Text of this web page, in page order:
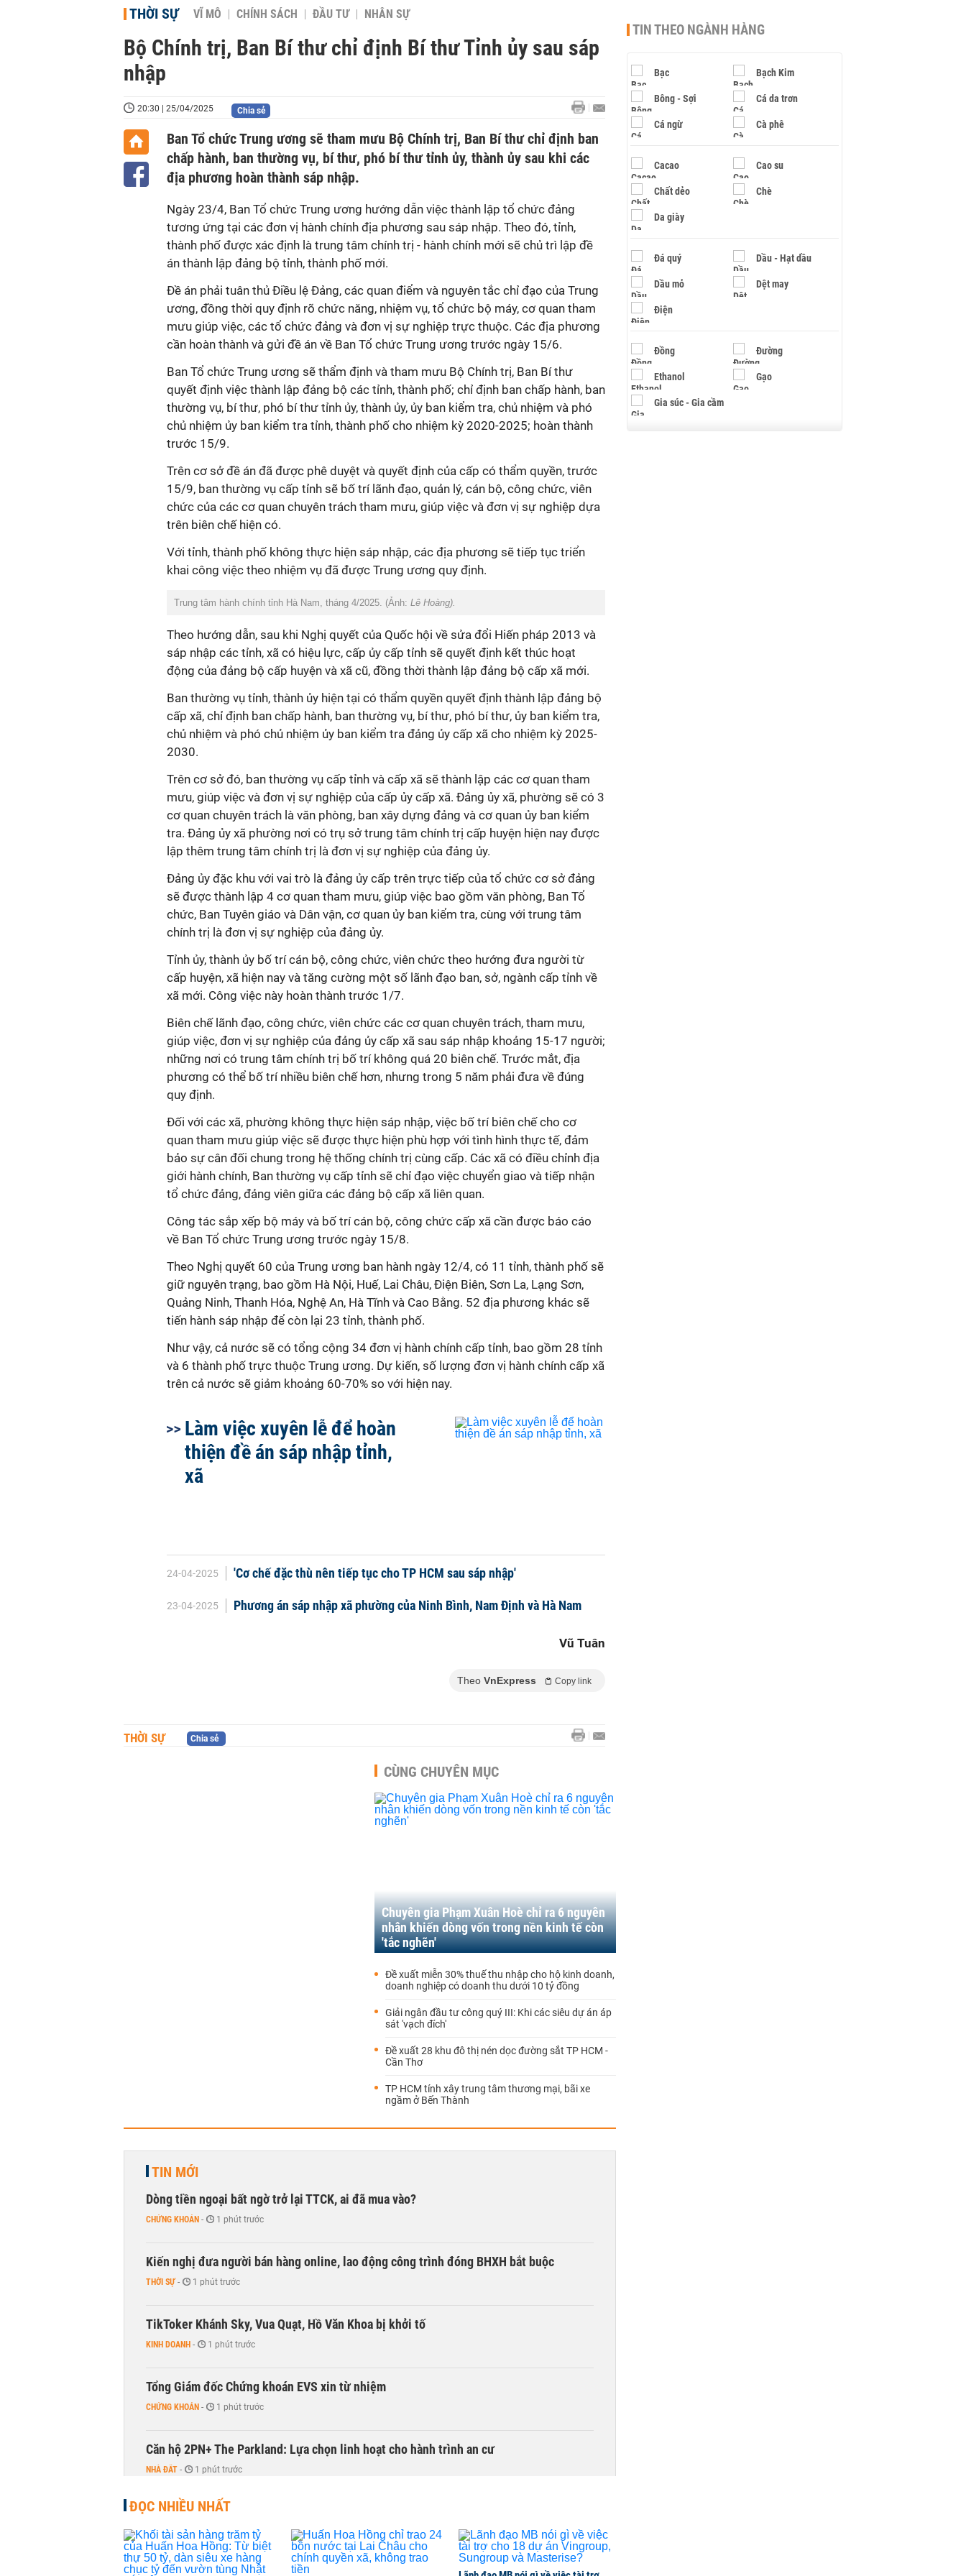
THỜI SỰ VĨ MÔ CHÍNH SÁCH ĐẦU TƯ NHÂN SỰ
Bộ Chính trị, Ban Bí thư chỉ định Bí thư Tỉnh ủy sau sáp
nhập
20:30 | 25/04/2025 Chia sẻ
Ban Tổ chức Trung ương sẽ tham mưu Bộ Chính trị, Ban Bí thư chỉ định ban
chấp hành, ban thường vụ, bí thư, phó bí thư tỉnh ủy, thành ủy sau khi các
địa phương hoàn thành sáp nhập.
Ngày 23/4, Ban Tổ chức Trung ương hướng dẫn việc thành lập tổ chức đảng
tương ứng tại các đơn vị hành chính địa phương sau sáp nhập. Theo đó, tỉnh,
thành phố được xác định là trung tâm chính trị - hành chính mới sẽ chủ trì lập đề
án thành lập đảng bộ tỉnh, thành phố mới.
Đề án phải tuân thủ Điều lệ Đảng, các quan điểm và nguyên tắc chỉ đạo của Trung
ương, đồng thời quy định rõ chức năng, nhiệm vụ, tổ chức bộ máy, cơ quan tham
mưu giúp việc, các tổ chức đảng và đơn vị sự nghiệp trực thuộc. Các địa phương
cần hoàn thành và gửi đề án về Ban Tổ chức Trung ương trước ngày 15/6.
Ban Tổ chức Trung ương sẽ thẩm định và tham mưu Bộ Chính trị, Ban Bí thư
quyết định việc thành lập đảng bộ các tỉnh, thành phố; chỉ định ban chấp hành, ban
thường vụ, bí thư, phó bí thư tỉnh ủy, thành ủy, ủy ban kiểm tra, chủ nhiệm và phó
chủ nhiệm ủy ban kiểm tra tỉnh, thành phố cho nhiệm kỳ 2020-2025; hoàn thành
trước 15/9.
Trên cơ sở đề án đã được phê duyệt và quyết định của cấp có thẩm quyền, trước
15/9, ban thường vụ cấp tỉnh sẽ bố trí lãnh đạo, quản lý, cán bộ, công chức, viên
chức của các cơ quan chuyên trách tham mưu, giúp việc và đơn vị sự nghiệp dựa
trên biên chế hiện có.
Với tỉnh, thành phố không thực hiện sáp nhập, các địa phương sẽ tiếp tục triển
khai công việc theo nhiệm vụ đã được Trung ương quy định.
Trung tâm hành chính tỉnh Hà Nam, tháng 4/2025. (Ảnh: Lê Hoàng).
Theo hướng dẫn, sau khi Nghị quyết của Quốc hội về sửa đổi Hiến pháp 2013 và
sáp nhập các tỉnh, xã có hiệu lực, cấp ủy cấp tỉnh sẽ quyết định kết thúc hoạt
động của đảng bộ cấp huyện và xã cũ, đồng thời thành lập đảng bộ cấp xã mới.
Ban thường vụ tỉnh, thành ủy hiện tại có thẩm quyền quyết định thành lập đảng bộ
cấp xã, chỉ định ban chấp hành, ban thường vụ, bí thư, phó bí thư, ủy ban kiểm tra,
chủ nhiệm và phó chủ nhiệm ủy ban kiểm tra đảng ủy cấp xã cho nhiệm kỳ 2025-
2030.
Trên cơ sở đó, ban thường vụ cấp tỉnh và cấp xã sẽ thành lập các cơ quan tham
mưu, giúp việc và đơn vị sự nghiệp của cấp ủy cấp xã. Đảng ủy xã, phường sẽ có 3
cơ quan chuyên trách là văn phòng, ban xây dựng đảng và cơ quan ủy ban kiểm
tra. Đảng ủy xã phường nơi có trụ sở trung tâm chính trị cấp huyện hiện nay được
lập thêm trung tâm chính trị là đơn vị sự nghiệp của đảng ủy.
Đảng ủy đặc khu với vai trò là đảng ủy cấp trên trực tiếp của tổ chức cơ sở đảng
sẽ được thành lập 4 cơ quan tham mưu, giúp việc bao gồm văn phòng, Ban Tổ
chức, Ban Tuyên giáo và Dân vận, cơ quan ủy ban kiểm tra, cùng với trung tâm
chính trị là đơn vị sự nghiệp của đảng ủy.
Tỉnh ủy, thành ủy bố trí cán bộ, công chức, viên chức theo hướng đưa người từ
cấp huyện, xã hiện nay và tăng cường một số lãnh đạo ban, sở, ngành cấp tỉnh về
xã mới. Công việc này hoàn thành trước 1/7.
Biên chế lãnh đạo, công chức, viên chức các cơ quan chuyên trách, tham mưu,
giúp việc, đơn vị sự nghiệp của đảng ủy cấp xã sau sáp nhập khoảng 15-17 người;
những nơi có trung tâm chính trị bố trí không quá 20 biên chế. Trước mắt, địa
phương có thể bố trí nhiều biên chế hơn, nhưng trong 5 năm phải đưa về đúng
quy định.
Đối với các xã, phường không thực hiện sáp nhập, việc bố trí biên chế cho cơ
quan tham mưu giúp việc sẽ được thực hiện phù hợp với tình hình thực tế, đảm
bảo sự cân đối chung trong hệ thống chính trị cùng cấp. Các xã có điều chỉnh địa
giới hành chính, Ban thường vụ cấp tỉnh sẽ chỉ đạo việc chuyển giao và tiếp nhận
tổ chức đảng, đảng viên giữa các đảng bộ cấp xã liên quan.
Công tác sắp xếp bộ máy và bố trí cán bộ, công chức cấp xã cần được báo cáo
về Ban Tổ chức Trung ương trước ngày 15/8.
Theo Nghị quyết 60 của Trung ương ban hành ngày 12/4, có 11 tỉnh, thành phố sẽ
giữ nguyên trạng, bao gồm Hà Nội, Huế, Lai Châu, Điện Biên, Sơn La, Lạng Sơn,
Quảng Ninh, Thanh Hóa, Nghệ An, Hà Tĩnh và Cao Bằng. 52 địa phương khác sẽ
tiến hành sáp nhập để còn lại 23 tỉnh, thành phố.
Như vậy, cả nước sẽ có tổng cộng 34 đơn vị hành chính cấp tỉnh, bao gồm 28 tỉnh
và 6 thành phố trực thuộc Trung ương. Dự kiến, số lượng đơn vị hành chính cấp xã
trên cả nước sẽ giảm khoảng 60-70% so với hiện nay.
Làm việc xuyên lễ để hoàn
thiện đề án sáp nhập tỉnh,
xã
24-04-2025 'Cơ chế đặc thù nên tiếp tục cho TP HCM sau sáp nhập'
23-04-2025 Phương án sáp nhập xã phường của Ninh Bình, Nam Định và Hà Nam
Vũ Tuân
Theo VnExpress Copy link
THỜI SỰ Chia sẻ
CÙNG CHUYÊN MỤC
Chuyên gia Phạm Xuân Hoè chỉ ra 6 nguyên
nhân khiến dòng vốn trong nền kinh tế còn
'tắc nghẽn'
Đề xuất miễn 30% thuế thu nhập cho hộ kinh doanh,
doanh nghiệp có doanh thu dưới 10 tỷ đồng
Giải ngân đầu tư công quý III: Khi các siêu dự án áp
sát 'vạch đích'
Đề xuất 28 khu đô thị nén dọc đường sắt TP HCM -
Cần Thơ
TP HCM tính xây trung tâm thương mại, bãi xe
ngầm ở Bến Thành
TIN MỚI
Dòng tiền ngoại bất ngờ trở lại TTCK, ai đã mua vào?
CHỨNG KHOÁN - 1 phút trước
Kiến nghị đưa người bán hàng online, lao động công trình đóng BHXH bắt buộc
THỜI SỰ - 1 phút trước
TikToker Khánh Sky, Vua Quạt, Hồ Văn Khoa bị khởi tố
KINH DOANH - 1 phút trước
Tổng Giám đốc Chứng khoán EVS xin từ nhiệm
CHỨNG KHOÁN - 1 phút trước
Căn hộ 2PN+ The Parkland: Lựa chọn linh hoạt cho hành trình an cư
NHÀ ĐẤT - 1 phút trước
ĐỌC NHIỀU NHẤT
TIN THEO NGÀNH HÀNG
Bạc Bạch Kim
Bông - Sợi Cá da trơn
Cá ngừ Cà phê
Cacao Cao su
Chất dẻo Chè
Da giày
Đá quý Dầu - Hạt dầu
Dầu mỏ Dệt may
Điện
Đồng Đường
Ethanol Gạo
Gia súc - Gia cầm